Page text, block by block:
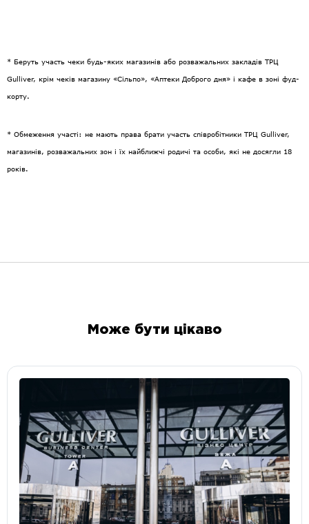
* Беруть участь чеки будь-яких магазинів або розважальних закладів ТРЦ
Gulliver, крім чеків магазину «Сільпо», «Аптеки Доброго дня» і кафе в зоні фуд-
корту.
* Обмеження участі: не мають права брати участь співробітники ТРЦ Gulliver,
магазинів, розважальних зон і їх найближчі родичі та особи, які не досягли 18
років.
Може бути цікаво